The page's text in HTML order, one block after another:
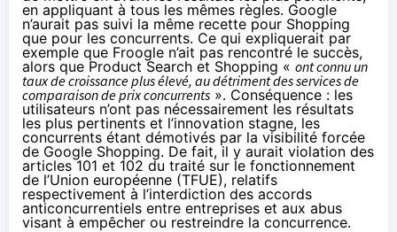
en appliquant à tous les mêmes règles. Google
n’aurait pas suivi la même recette pour Shopping
que pour les concurrents. Ce qui expliquerait par
exemple que Froogle n’ait pas rencontré le succès,
alors que Product Search et Shopping « ont connu un
taux de croissance plus élevé, au détriment des services de
comparaison de prix concurrents ». Conséquence : les
utilisateurs n’ont pas nécessairement les résultats
les plus pertinents et l’innovation stagne, les
concurrents étant démotivés par la visibilité forcée
de Google Shopping. De fait, il y aurait violation des
articles 101 et 102 du traité sur le fonctionnement
de l’Union européenne (TFUE), relatifs
respectivement à l’interdiction des accords
anticoncurrentiels entre entreprises et aux abus
visant à empêcher ou restreindre la concurrence.